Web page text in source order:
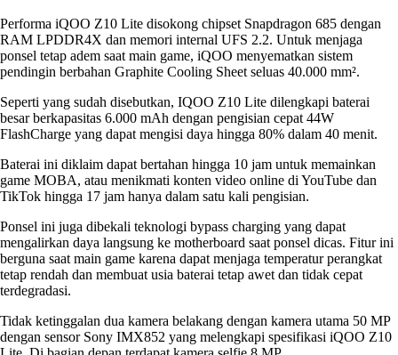
Performa iQOO Z10 Lite disokong chipset Snapdragon 685 dengan
RAM LPDDR4X dan memori internal UFS 2.2. Untuk menjaga
ponsel tetap adem saat main game, iQOO menyematkan sistem
pendingin berbahan Graphite Cooling Sheet seluas 40.000 mm².
Seperti yang sudah disebutkan, IQOO Z10 Lite dilengkapi baterai
besar berkapasitas 6.000 mAh dengan pengisian cepat 44W
FlashCharge yang dapat mengisi daya hingga 80% dalam 40 menit.
Baterai ini diklaim dapat bertahan hingga 10 jam untuk memainkan
game MOBA, atau menikmati konten video online di YouTube dan
TikTok hingga 17 jam hanya dalam satu kali pengisian.
Ponsel ini juga dibekali teknologi bypass charging yang dapat
mengalirkan daya langsung ke motherboard saat ponsel dicas. Fitur ini
berguna saat main game karena dapat menjaga temperatur perangkat
tetap rendah dan membuat usia baterai tetap awet dan tidak cepat
terdegradasi.
Tidak ketinggalan dua kamera belakang dengan kamera utama 50 MP
dengan sensor Sony IMX852 yang melengkapi spesifikasi iQOO Z10